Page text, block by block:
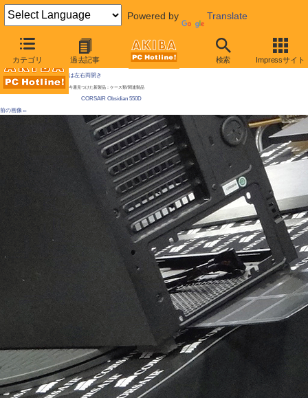
Powered by Translate
カテゴリ 過去記事 検索 Impressサイト
AKIBA PC Hotline!
[拡大画像]「はがせる防塵シート」のCorsair製ATXケースが発売 / マグネットシート採用、前面扉
は左右両開き
今週見つけた新製品：ケース類/関連製品
CORSAIR Obsidian 550D
前の画像←